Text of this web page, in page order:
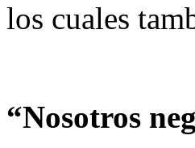
los cuales
“Nosotros